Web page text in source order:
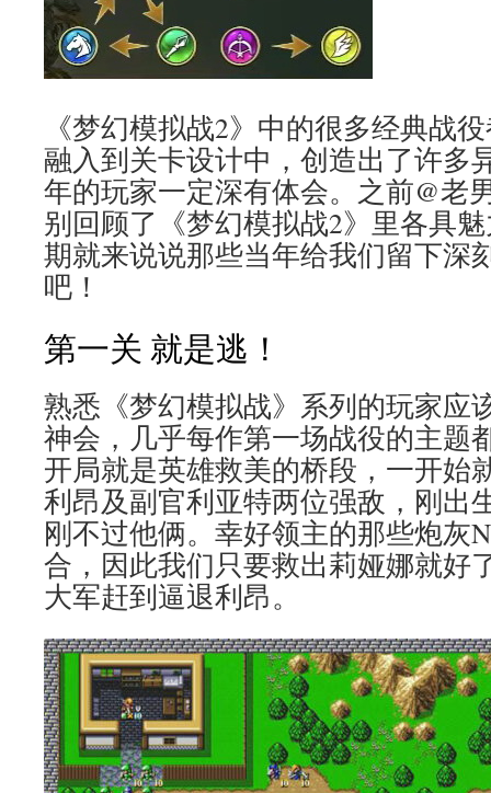
《梦幻模拟战2》中的很多经典战
融入到关卡设计中，创造出了许多
年的玩家一定深有体会。之前@老
别回顾了《梦幻模拟战2》里各具
期就来说说那些当年给我们留下深
吧！
第一关 就是逃！
熟悉《梦幻模拟战》系列的玩家应
神会，几乎每作第一场战役的主题
开局就是英雄救美的桥段，一开始
利昂及副官利亚特两位强敌，刚出
刚不过他俩。幸好领主的那些炮灰
合，因此我们只要救出莉娅娜就好
大军赶到逼退利昂。